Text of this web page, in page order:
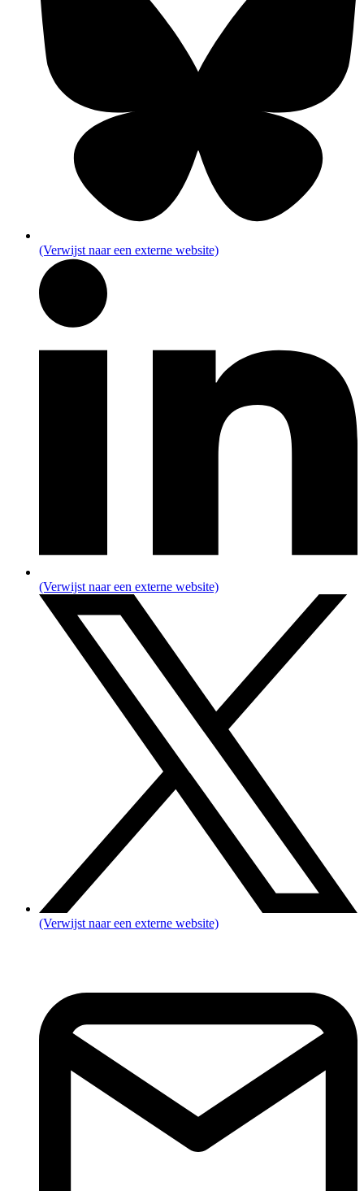
(Verwijst naar een externe website)
(Verwijst naar een externe website)
(Verwijst naar een externe website)